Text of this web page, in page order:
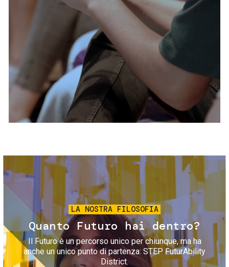
Servizi e accessibilità
Biglietti
Immagine
LA NOSTRA FILOSOFIA
Quanto Futuro hai dentro?
Il Futuro è un percorso unico per chiunque, ma ha
anche un unico punto di partenza: STEP FuturAbility
District.